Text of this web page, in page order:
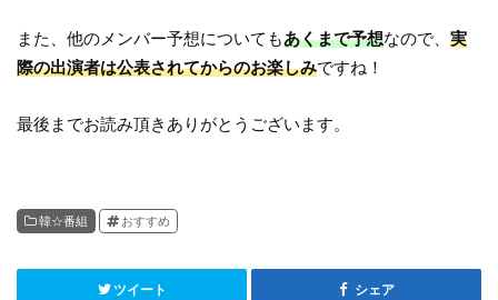
また、他のメンバー予想についてもあくまで予想なので、実
際の出演者は公表されてからのお楽しみですね！
最後までお読み頂きありがとうございます。
韓☆番組 おすすめ
ツイート シェア